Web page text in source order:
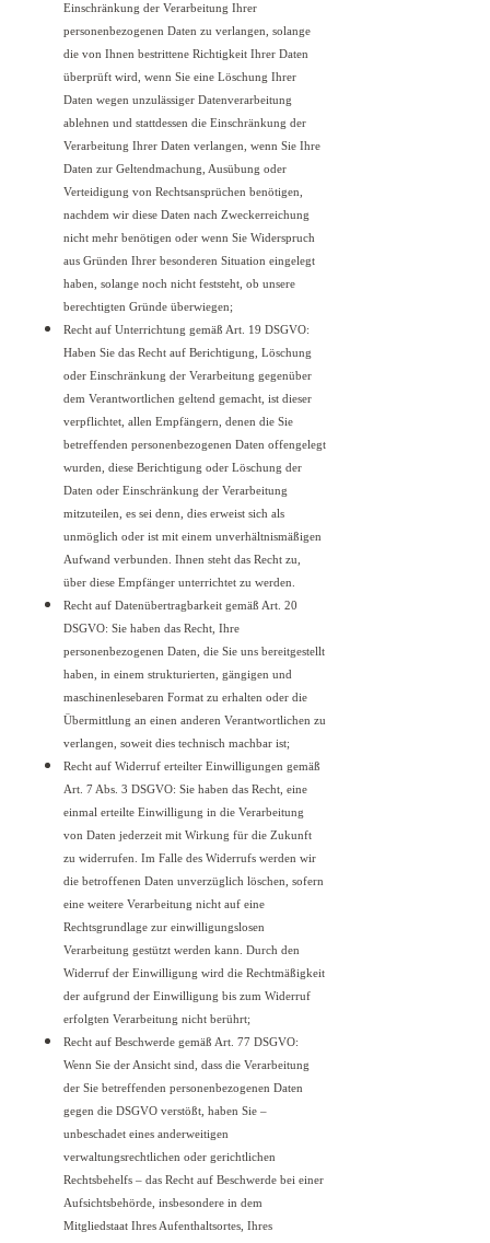
Einschränkung der Verarbeitung Ihrer
personenbezogenen Daten zu verlangen, solange
die von Ihnen bestrittene Richtigkeit Ihrer Daten
überprüft wird, wenn Sie eine Löschung Ihrer
Daten wegen unzulässiger Datenverarbeitung
ablehnen und stattdessen die Einschränkung der
Verarbeitung Ihrer Daten verlangen, wenn Sie Ihre
Daten zur Geltendmachung, Ausübung oder
Verteidigung von Rechtsansprüchen benötigen,
nachdem wir diese Daten nach Zweckerreichung
nicht mehr benötigen oder wenn Sie Widerspruch
aus Gründen Ihrer besonderen Situation eingelegt
haben, solange noch nicht feststeht, ob unsere
berechtigten Gründe überwiegen;
Recht auf Unterrichtung gemäß Art. 19 DSGVO:
Haben Sie das Recht auf Berichtigung, Löschung
oder Einschränkung der Verarbeitung gegenüber
dem Verantwortlichen geltend gemacht, ist dieser
verpflichtet, allen Empfängern, denen die Sie
betreffenden personenbezogenen Daten offengelegt
wurden, diese Berichtigung oder Löschung der
Daten oder Einschränkung der Verarbeitung
mitzuteilen, es sei denn, dies erweist sich als
unmöglich oder ist mit einem unverhältnismäßigen
Aufwand verbunden. Ihnen steht das Recht zu,
über diese Empfänger unterrichtet zu werden.
Recht auf Datenübertragbarkeit gemäß Art. 20
DSGVO: Sie haben das Recht, Ihre
personenbezogenen Daten, die Sie uns bereitgestellt
haben, in einem strukturierten, gängigen und
maschinenlesebaren Format zu erhalten oder die
Übermittlung an einen anderen Verantwortlichen zu
verlangen, soweit dies technisch machbar ist;
Recht auf Widerruf erteilter Einwilligungen gemäß
Art. 7 Abs. 3 DSGVO: Sie haben das Recht, eine
einmal erteilte Einwilligung in die Verarbeitung
von Daten jederzeit mit Wirkung für die Zukunft
zu widerrufen. Im Falle des Widerrufs werden wir
die betroffenen Daten unverzüglich löschen, sofern
eine weitere Verarbeitung nicht auf eine
Rechtsgrundlage zur einwilligungslosen
Verarbeitung gestützt werden kann. Durch den
Widerruf der Einwilligung wird die Rechtmäßigkeit
der aufgrund der Einwilligung bis zum Widerruf
erfolgten Verarbeitung nicht berührt;
Recht auf Beschwerde gemäß Art. 77 DSGVO:
Wenn Sie der Ansicht sind, dass die Verarbeitung
der Sie betreffenden personenbezogenen Daten
gegen die DSGVO verstößt, haben Sie –
unbeschadet eines anderweitigen
verwaltungsrechtlichen oder gerichtlichen
Rechtsbehelfs – das Recht auf Beschwerde bei einer
Aufsichtsbehörde, insbesondere in dem
Mitgliedstaat Ihres Aufenthaltsortes, Ihres